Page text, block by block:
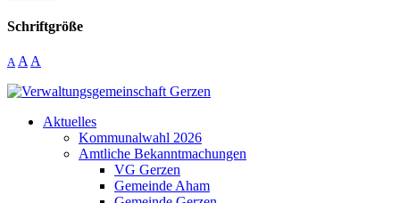
Schriftgröße
A A A
Aktuelles
Kommunalwahl 2026
Amtliche Bekanntmachungen
VG Gerzen
Gemeinde Aham